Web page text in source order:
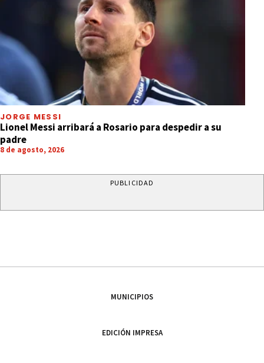
JORGE MESSI
Lionel Messi arribará a Rosario para despedir a su
padre
8 de agosto, 2026
PUBLICIDAD
MUNICIPIOS
EDICIÓN IMPRESA